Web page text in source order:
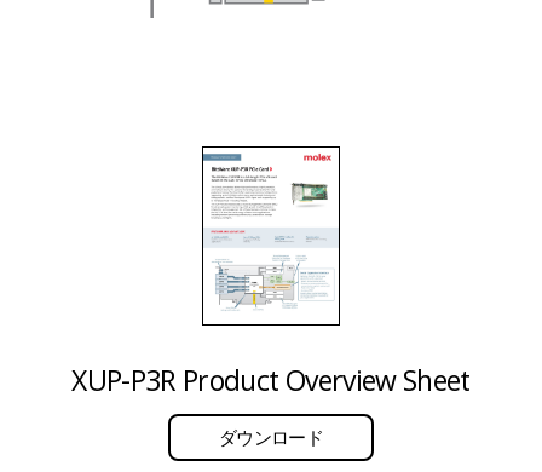
XUP-P3R Product Overview Sheet
ダウンロード